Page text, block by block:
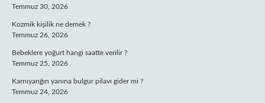
Temmuz 30, 2026
Kozmik kişilik ne demek ?
Temmuz 26, 2026
Bebeklere yoğurt hangi saatte verilir ?
Temmuz 25, 2026
Karnıyarığın yanına bulgur pilavı gider mi ?
Temmuz 24, 2026